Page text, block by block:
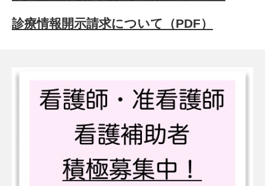
診療情報開示請求について（PDF）